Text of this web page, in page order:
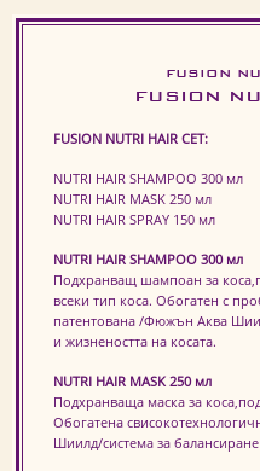
FUSION
FUSION
FUSION NUTRI HAIR СЕТ:
NUTRI HAIR SHAMPOO 300 мл
NUTRI HAIR MASK 250 мл
NUTRI HAIR SPRAY 150 мл
NUTRI HAIR SHAMPOO 300 мл
Подхранващ шампоан за
всеки тип коса. Обогатен с
патентована /Фюжън Аква
и жизнеността на косата.
NUTRI HAIR MASK 250 мл
Подхранваща маска за
Обогатена
Шиилд/система за балансиране